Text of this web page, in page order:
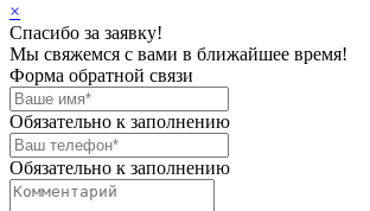
×
Спасибо за заявку!
Мы свяжемся с вами в ближайшее время!
Форма обратной связи
Обязательно к заполнению
Обязательно к заполнению